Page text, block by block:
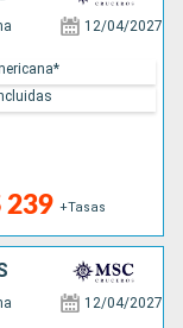
12/04/2027
239 +Tasas
12/04/2027